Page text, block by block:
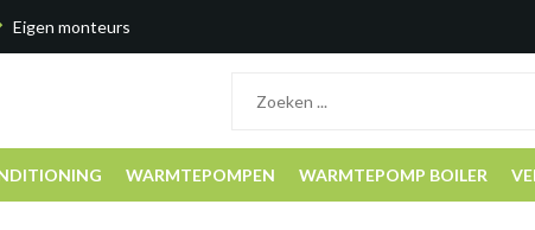
Eigen monteurs
WARMTEPOMPEN WARMTEPOMP BOILER